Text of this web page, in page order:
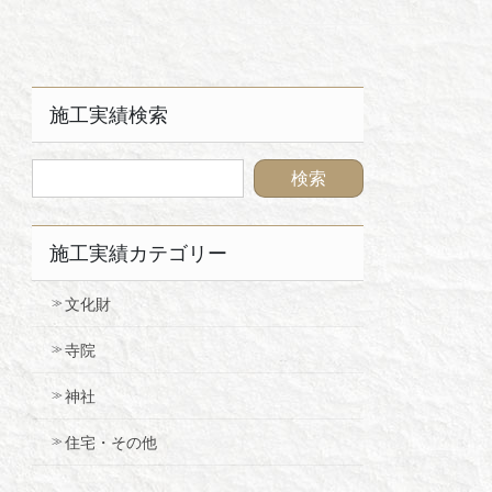
施工実績検索
施工実績カテゴリー
文化財
寺院
神社
住宅・その他